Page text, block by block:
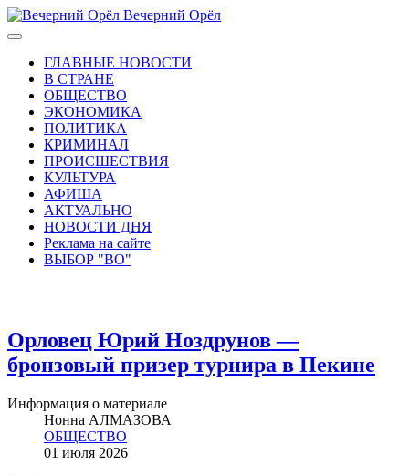
Вечерний Орёл
ГЛАВНЫЕ НОВОСТИ
В СТРАНЕ
ОБЩЕСТВО
ЭКОНОМИКА
ПОЛИТИКА
КРИМИНАЛ
ПРОИСШЕСТВИЯ
КУЛЬТУРА
АФИША
АКТУАЛЬНО
НОВОСТИ ДНЯ
Реклама на сайте
ВЫБОР "ВО"
Орловец Юрий Ноздрунов —
бронзовый призер турнира в Пекине
Информация о материале
Нонна АЛМАЗОВА
ОБЩЕСТВО
01 июля 2026